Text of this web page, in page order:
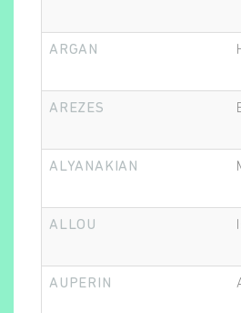
ARGAN
AREZES
ALYANAKIAN
ALLOU
AUPERIN